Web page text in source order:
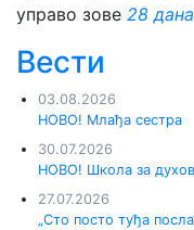
управо зове 28 дана
Вести
03.08.2026
НОВО! Млађа сестра
30.07.2026
НОВО! Школа за
27.07.2026
„Сто посто туђа